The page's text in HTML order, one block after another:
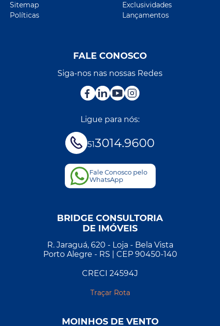
Sitemap
Políticas
Exclusividades
Lançamentos
FALE CONOSCO
Siga-nos nas nossas Redes
Ligue para nós:
513014.9600
Fale Conosco pelo
WhatsApp
BRIDGE CONSULTORIA
DE IMÓVEIS
R. Jaraguá, 620 - Loja - Bela Vista
Porto Alegre - RS | CEP 90450-140
CRECI 24594J
Traçar Rota
MOINHOS DE VENTO